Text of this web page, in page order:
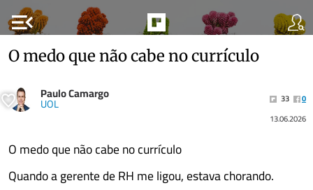
menu_open
O medo que não cabe no currículo
Paulo Camargo
UOL 33
0
13.06.2026
O medo que não cabe no currículo
Quando a gerente de RH me ligou, estava chorando.